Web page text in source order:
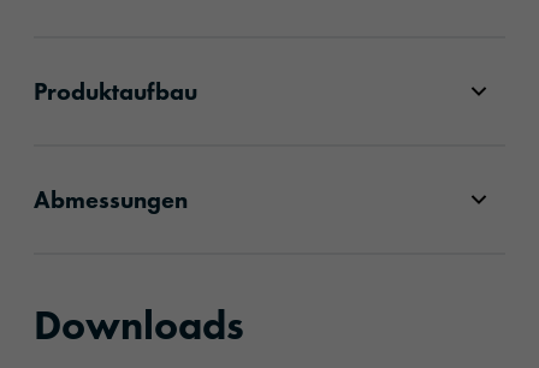
Produktaufbau
Abmessungen
Downloads